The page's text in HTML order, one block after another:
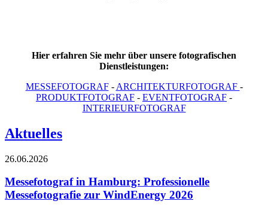
Hier erfahren Sie mehr über unsere fotografischen
Dienstleistungen:
MESSEFOTOGRAF- ARCHITEKTURFOTOGRAF -
PRODUKTFOTOGRAF - EVENTFOTOGRAF -
INTERIEURFOTOGRAF
Aktuelles
26.06.2026
Messefotograf in Hamburg: Professionelle
Messefotografie zur WindEnergy 2026